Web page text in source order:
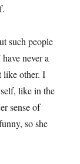
such people
never a
like other. I
like in the
sense of
so she